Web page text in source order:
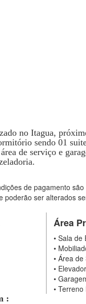
no Itagua,
sendo 01
de serviço e
de pagamento
poderão ser alterados
Área
•Sala de
•
•Área de
•Elevador
•
•Terreno
: